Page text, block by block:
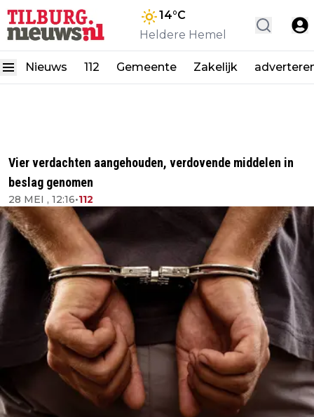
14°C
Heldere Hemel
Nieuws 112 Gemeente Zakelijk
Vier verdachten aangehouden, verdovende middelen in
beslag genomen
28 MEI , 12:16•112